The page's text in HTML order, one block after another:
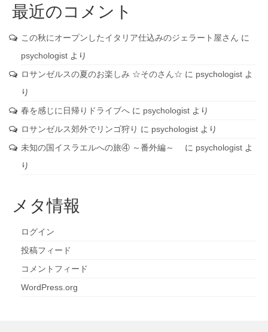
最近のコメント
この秋にオープンしたイタリア仕込みのジェラート屋さん に
psychologist より
ロサンゼルスの夏のお楽しみ ☆そのさん☆ に psychologist よ
り
春を感じに日帰りドライブへ に psychologist より
ロサンゼルス郊外でリンゴ狩り に psychologist より
未知の国イスラエルへの旅④ ～番外編～
に psychologist よ
り
メタ情報
ログイン
投稿フィード
コメントフィード
WordPress.org